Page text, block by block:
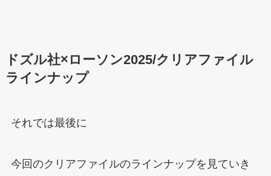
ドズル社×ローソン2025/クリアファイル
ラインナップ
それでは最後に
今回のクリアファイルのラインナップを見ていき